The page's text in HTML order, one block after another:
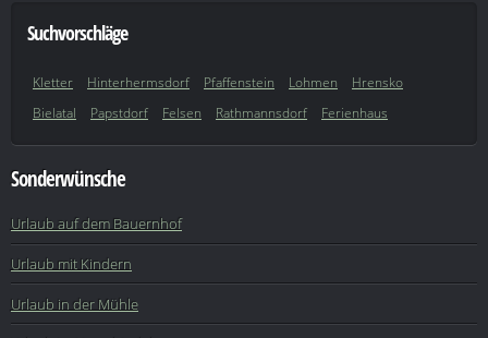
Suchvorschläge
Kletter Hinterhermsdorf Pfaffenstein Lohmen
Hrensko
Bielatal
Papstdorf Felsen Rathmannsdorf Ferienhaus
Sonderwünsche
Urlaub auf dem Bauernhof
Urlaub mit Kindern
Urlaub in der Mühle